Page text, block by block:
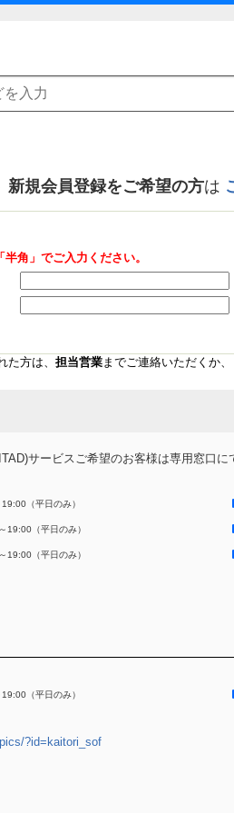
新規会員登録をご希望の方は
角」でご入力ください。
た方は、 担当営業までご連絡いただくか、
サービスご希望のお客様は専用窓口に
（平日のみ）
19:00（平日のみ）
19:00（平日のみ）
（平日のみ）
?id=kaitori_sof